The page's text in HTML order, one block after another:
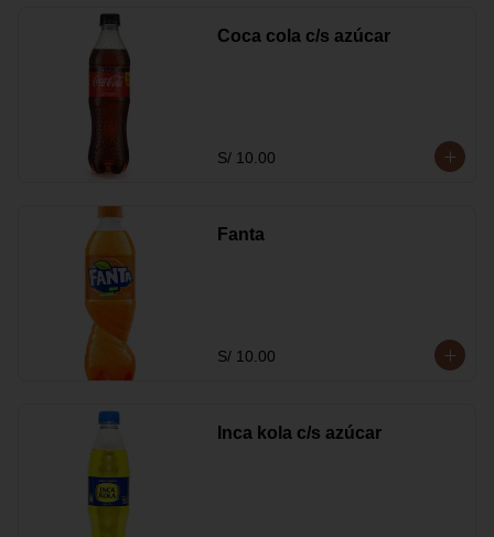
Coca cola c/s azúcar
S/ 10.00
Fanta
S/ 10.00
Inca kola c/s azúcar